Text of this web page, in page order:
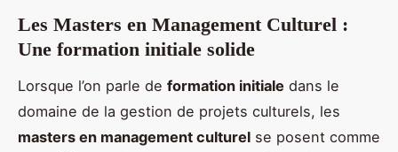
Les Masters en Management Culturel :
Une formation initiale solide
Lorsque l’on parle de formation initiale dans le
domaine de la gestion de projets culturels, les
masters en management culturel se posent comme